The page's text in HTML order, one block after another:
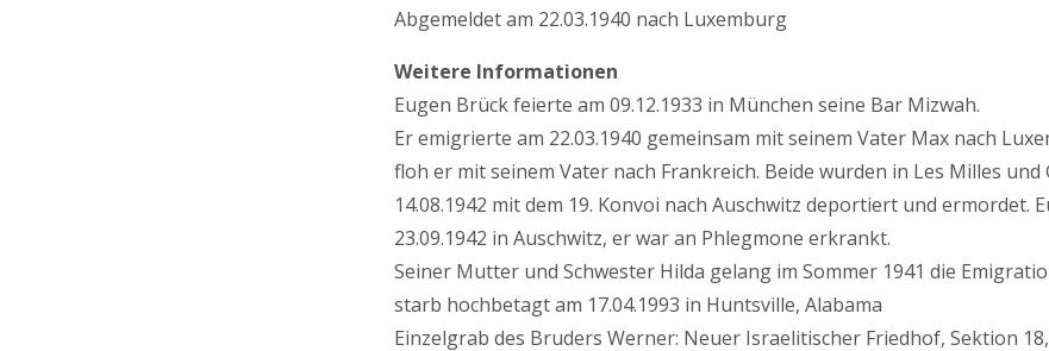
Abgemeldet am 22.03.1940 nach Luxemburg
Weitere Informationen
Eugen Brück feierte am 09.12.1933 in München seine Bar Mizwah.
Er emigrierte am 22.03.1940 gemeinsam mit seinem Vater Max nach
floh er mit seinem Vater nach Frankreich. Beide wurden in Les Milles
14.08.1942 mit dem 19. Konvoi nach Auschwitz deportiert und ermordet.
23.09.1942 in Auschwitz, er war an Phlegmone erkrankt.
Seiner Mutter und Schwester Hilda gelang im Sommer 1941 die
starb hochbetagt am 17.04.1993 in Huntsville, Alabama
Einzelgrab des Bruders Werner: Neuer Israelitischer Friedhof, Sektion